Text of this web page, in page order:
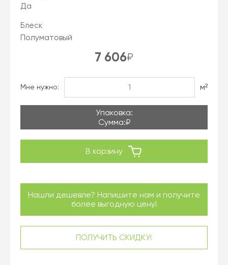
Да
Блеск
Полуматовый
7 606₽
Мне нужно: м²
Упаковка:
Сумма:₽
В корзину
Нашли дешевле? Напишите нам и получите
более выгодную цену!
ПОЛУЧИТЬ СКИДКУ!